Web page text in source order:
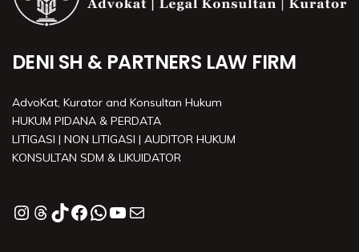
DENI SH & PARTNERS LAW FIRM
AdvoKat, Kurator and Konsultan Hukum
HUKUM PIDANA & PERDATA
LITIGASI | NON LITIGASI | AUDITOR HUKUM
KONSULTAN SDM & LIKUIDATOR